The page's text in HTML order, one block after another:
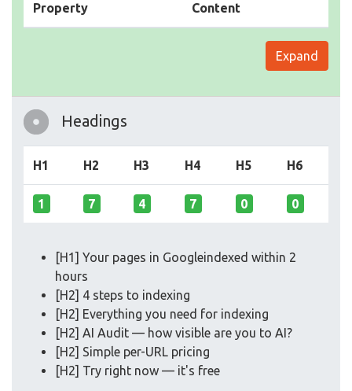
Property Content
Expand
Headings
H1 H2 H3 H4 H5 H6
1 7 4 7 0 0
[H1] Your pages in Googleindexed within 2
hours
[H2] 4 steps to indexing
[H2] Everything you need for indexing
[H2] AI Audit — how visible are you to AI?
[H2] Simple per-URL pricing
[H2] Try right now — it's free